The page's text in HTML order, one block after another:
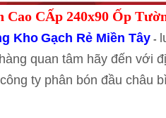
Cao CẤp 240x90 Ốp
Kho Gạch Rẻ Miền Tây-
quan tâm hãy đến với
ty phân bón đầu